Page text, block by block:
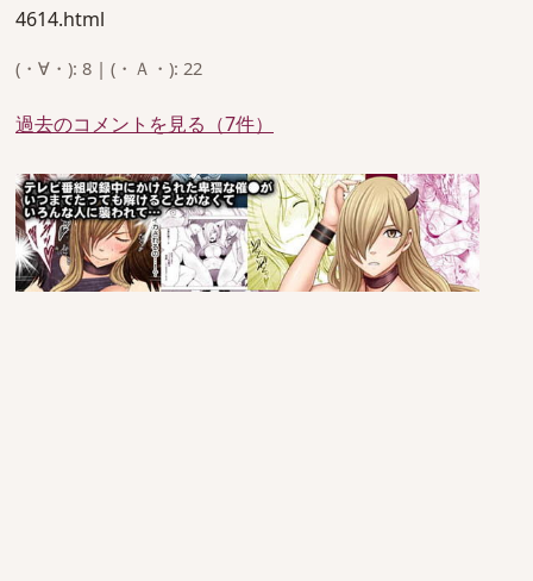
4614.html
(・∀・): 8 | (・Ａ・): 22
過去のコメントを見る（7件）